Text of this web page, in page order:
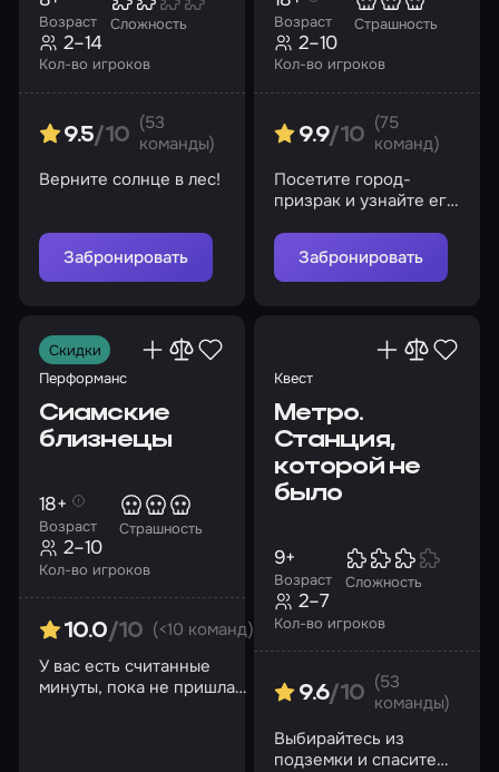
Возраст Сложность
Кол-во игроков
2–14
9.5/10
(53
команды)
Верните солнце в лес!
Забронировать
Возраст Страшность
Кол-во игроков
2–10
9.9/10
(75
команд)
Посетите город-
призрак и узнайте его
Забронировать
Скидки
Перформанс
Сиамские
близнецы
Возраст
18+
Страшность
Кол-во игроков
2–10
10.0/10 (<10 команд)
У вас есть считанные
минуты, пока не пришла
Квест
Метро.
Станция,
которой не
было
Возраст
9+
Сложность
Кол-во игроков
2–7
9.6/10
(53
команды)
Выбирайтесь из
подземки и спасите